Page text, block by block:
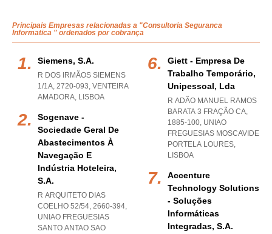
Principais Empresas relacionadas a "Consultoria Seguranca
Informatica " ordenados por cobrança
Siemens, S.a.
R DOS IRMÃOS SIEMENS
1/1A, 2720-093, VENTEIRA
AMADORA, LISBOA
Sogenave -
Sociedade Geral De
Abastecimentos À
Navegação E
Indústria Hoteleira,
S.a.
R ARQUITETO DIAS
COELHO 52/54, 2660-394,
UNIAO FREGUESIAS
SANTO ANTAO SAO
Giett - Empresa De
Trabalho Temporário,
Unipessoal, Lda
R ADÃO MANUEL RAMOS
BARATA 3 FRAÇÃO CA,
1885-100, UNIAO
FREGUESIAS MOSCAVIDE
PORTELA LOURES,
LISBOA
Accenture
Technology Solutions
- Soluções
Informáticas
Integradas, S.a.